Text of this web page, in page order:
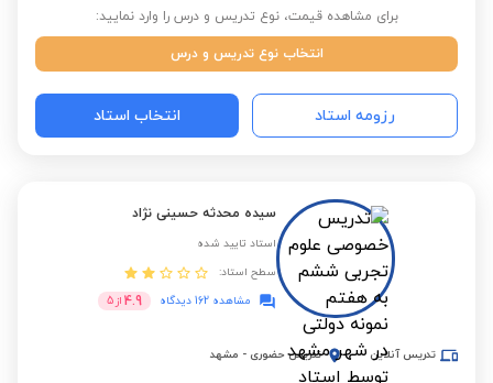
برای مشاهده قیمت، نوع تدریس و درس را وارد نمایید:
انتخاب نوع تدریس و درس
رزومه استاد انتخاب استاد
سیده محدثه حسینی نژاد
استاد تایید شده
سطح استاد:
مشاهده 162 دیدگاه
4.9 از 5
تدریس آنلاین تدریس حضوری - مشهد